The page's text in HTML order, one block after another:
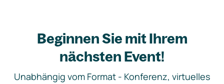
Beginnen Sie mit Ihrem
nächsten Event!
Unabhängig vom Format - Konferenz, virtuelles